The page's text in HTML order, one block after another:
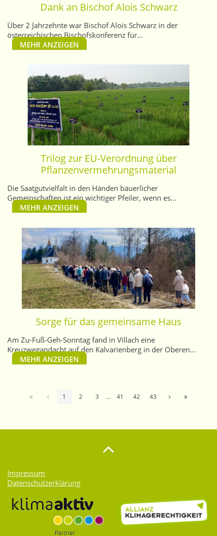
Dank an Bischof Alois Schwarz
Über 2 Jahrzehnte war Bischof Alois Schwarz in der
österreichischen Bischofskonferenz für...
MEHR ANZEIGEN
Trilog zur EU-Verordnung über
Pflanzenvermehrungsmaterial
Die Saatgutvielfalt in den Händen bäuerlicher
Gemeinschaften ist ein wichtiger Pfeiler, wenn es...
MEHR ANZEIGEN
Sorge für das gemeinsame Haus
Am Zu-Fuß-Geh-Sonntag fand in Villach eine
Kreuzwegandacht auf den Kalvarienberg in der Oberen...
MEHR ANZEIGEN
1 2 3 ... 41 42 43
Impressum
Datenschutzerklärung